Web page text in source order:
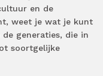
en de
weet je wat je kunt
generaties, die in
soortgelijke